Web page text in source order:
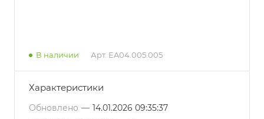
В наличии Арт. EA04.005.005
Характеристики
Обновлено — 14.01.2026 09:35:37